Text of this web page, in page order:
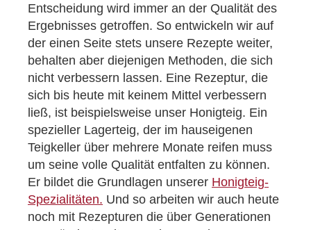
Entscheidung wird immer an der Qualität des
Ergebnisses getroffen. So entwickeln wir auf
der einen Seite stets unsere Rezepte weiter,
behalten aber diejenigen Methoden, die sich
nicht verbessern lassen. Eine Rezeptur, die
sich bis heute mit keinem Mittel verbessern
ließ, ist beispielsweise unser Honigteig. Ein
spezieller Lagerteig, der im hauseigenen
Teigkeller über mehrere Monate reifen muss
um seine volle Qualität entfalten zu können.
Er bildet die Grundlagen unserer Honigteig-
Spezialitäten. Und so arbeiten wir auch heute
noch mit Rezepturen die über Generationen